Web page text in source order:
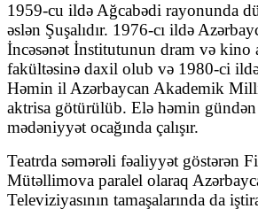
1959-cu ildə Ağcabədi rayonunda
əslən Şuşalıdır. 1976-cı ildə
İncəsənət İnstitutunun dram və kino
fakültəsinə daxil olub və 1980-ci
Həmin il Azərbaycan Akademik
aktrisa götürülüb. Elə həmin
mədəniyyət ocağında çalışır.
Teatrda səmərəli fəaliyyət göstərən
Mütəllimova paralel olaraq
Televiziyasının tamaşalarında da